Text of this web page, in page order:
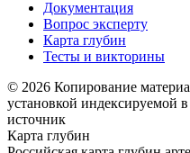
Документация
Вопрос эксперту
Карта глубин
Тесты и викторины
© 2026 Копирование
установкой индексируемой
источник
Карта глубин